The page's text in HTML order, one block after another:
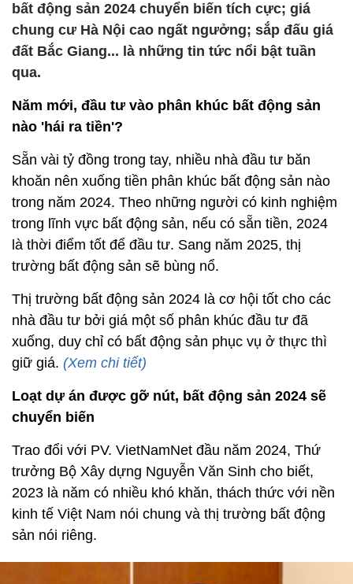
bất động sản 2024 chuyển biến tích cực; giá
chung cư Hà Nội cao ngất ngưởng; sắp đấu giá
đất Bắc Giang... là những tin tức nổi bật tuần
qua.
Năm mới, đầu tư vào phân khúc bất động sản
nào 'hái ra tiền'?
Sẵn vài tỷ đồng trong tay, nhiều nhà đầu tư băn
khoăn nên xuống tiền phân khúc bất động sản nào
trong năm 2024. Theo những người có kinh nghiệm
trong lĩnh vực bất động sản, nếu có sẵn tiền, 2024
là thời điểm tốt để đầu tư. Sang năm 2025, thị
trường bất động sản sẽ bùng nổ.
Thị trường bất động sản 2024 là cơ hội tốt cho các
nhà đầu tư bởi giá một số phân khúc đầu tư đã
xuống, duy chỉ có bất động sản phục vụ ở thực thì
giữ giá. (Xem chi tiết)
Loạt dự án được gỡ nút, bất động sản 2024 sẽ
chuyển biến
Trao đổi với PV. VietNamNet đầu năm 2024, Thứ
trưởng Bộ Xây dựng Nguyễn Văn Sinh cho biết,
2023 là năm có nhiều khó khăn, thách thức với nền
kinh tế Việt Nam nói chung và thị trường bất động
sản nói riêng.